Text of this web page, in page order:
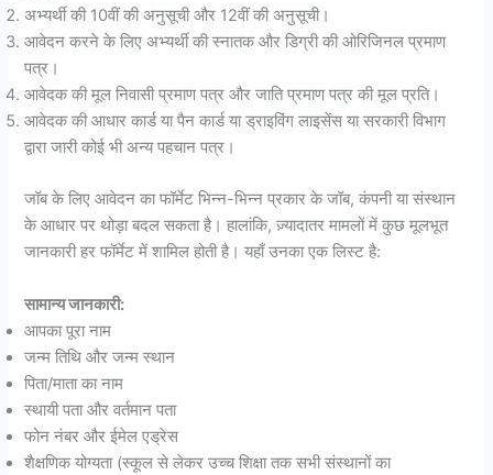
अभ्यर्थी की 10वीं की अनुसूची और 12वीं की अनुसूची।
आवेदन करने के लिए अभ्यर्थी की स्नातक और डिग्री की ओरिजिनल प्रमाण
पत्र।
आवेदक की मूल निवासी प्रमाण पत्र और जाति प्रमाण पत्र की मूल प्रति।
आवेदक की आधार कार्ड या पैन कार्ड या ड्राइविंग लाइसेंस या सरकारी विभाग
द्वारा जारी कोई भी अन्य पहचान पत्र।
जॉब के लिए आवेदन का फॉर्मेट भिन्न-भिन्न प्रकार के जॉब, कंपनी या संस्थान
के आधार पर थोड़ा बदल सकता है। हालांकि, ज़्यादातर मामलों में कुछ मूलभूत
जानकारी हर फॉर्मेट में शामिल होती है। यहाँ उनका एक लिस्ट है:
सामान्य जानकारी:
आपका पूरा नाम
जन्म तिथि और जन्म स्थान
पिता/माता का नाम
स्थायी पता और वर्तमान पता
फोन नंबर और ईमेल एड्रेस
शैक्षणिक योग्यता (स्कूल से लेकर उच्च शिक्षा तक सभी संस्थानों का